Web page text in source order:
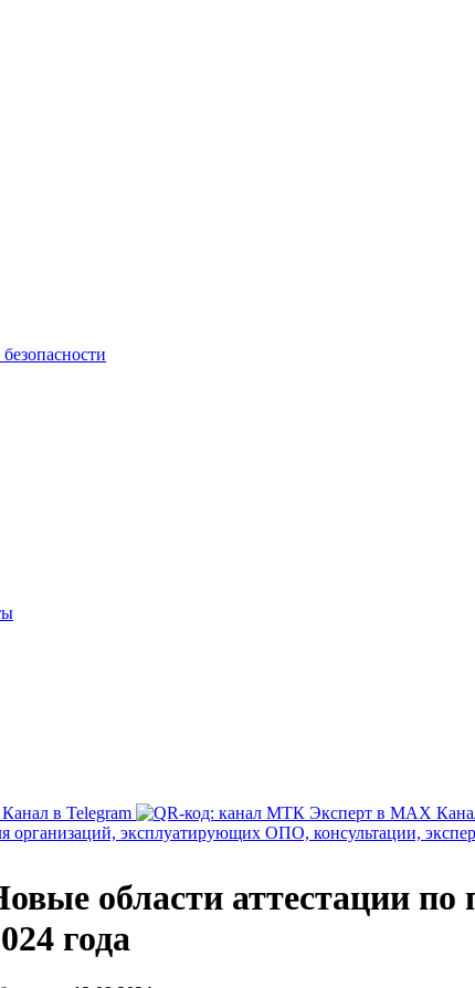
Канал в Telegram
области аттестации
года